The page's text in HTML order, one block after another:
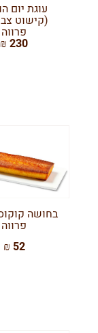
עוגת יום
(קישוט
פרווה
230 ₪
בחושה
פרווה
52 ₪